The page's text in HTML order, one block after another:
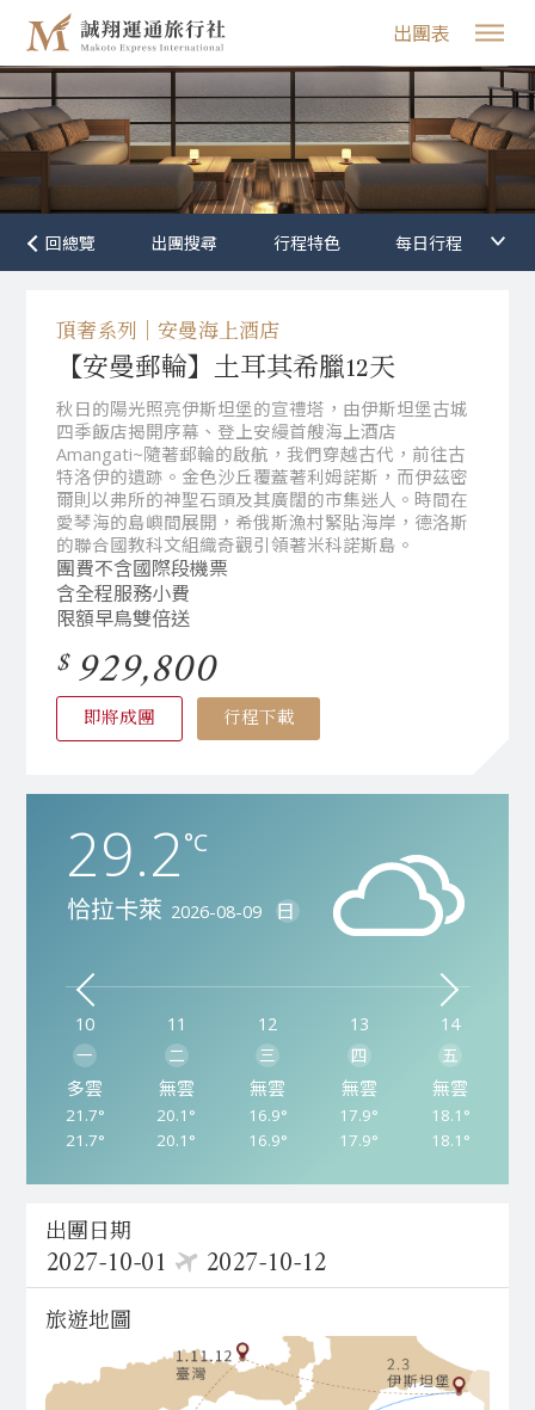
出團表
行程特色
頂奢系列｜安曼海上酒店
【安曼郵輪】土耳其希臘12天
秋日的陽光照亮伊斯坦堡的宣禮塔，由伊斯坦堡古城
四季飯店揭開序幕、登上安縵首艘海上酒店
Amangati~隨著郵輪的啟航，我們穿越古代，前往古
特洛伊的遺跡。金色沙丘覆蓋著利姆諾斯，而伊茲密
爾則以弗所的神聖石頭及其廣闊的市集迷人。時間在
愛琴海的島嶼間展開，希俄斯漁村緊貼海岸，德洛斯
的聯合國教科文組織奇觀引領著米科諾斯島。
團費不含國際段機票
含全程服務小費
限額早鳥雙倍送
929,800
即將成團 行程下載
29.2°C
恰拉卡萊 2026-08-09 日
10
一
多雲
21.7°
21.7°
11
二
無雲
20.1°
20.1°
12
三
無雲
16.9°
16.9°
13
四
無雲
17.9°
17.9°
14
五
無雲
18.1°
18.1°
28.3°C
米克諾斯 2026-08-09 日
10
一
無雲
24.3°
24.3°
11
二
無雲
25.1°
25.1°
12
三
無雲
25.1°
25.1°
13
四
無雲
25.5°
25.5°
14
五
無雲
24.8°
24.8°
27.4°C
伊斯坦堡 2026-08-09 日
10
一
無雲
23.9°
23.9°
11
二
無雲
24.2°
24.2°
12
三
無雲
24.7°
24.7°
13
四
無雲
25.1°
25.1°
14
五
無雲
24.2°
24.2°
28.3°C
利姆諾斯島 2026-08-09 日
10
一
無雲
24.8°
24.8°
11
二
無雲
25.0°
25.0°
12
三
無雲
25.5°
25.5°
13
四
無雲
25.8°
25.8°
14
五
無雲
24.3°
24.3°
37.4°C
伊茲米爾 2026-08-09 日
10
一
無雲
22.8°
22.8°
11
二
無雲
24.7°
24.7°
12
三
無雲
24.7°
24.7°
13
四
無雲
25.2°
25.2°
14
五
無雲
24.6°
24.6°
32.7°C
希俄斯島 2026-08-09 日
10
一
無雲
24.2°
24.2°
11
二
無雲
25.8°
25.8°
12
三
無雲
26.1°
26.1°
13
四
無雲
26.1°
26.1°
14
五
無雲
25.3°
25.3°
出團日期
2027-10-01 2027-10-12
旅遊地圖